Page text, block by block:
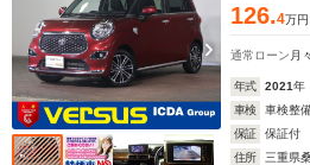
126.4万円
通常ローン 月々
年式 2021年
車検
車検整
保証
保証付
住所
三重県